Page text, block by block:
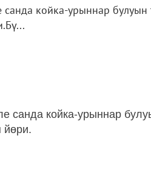
койка-урыннар булуын
санда койка-урыннар
йөри.